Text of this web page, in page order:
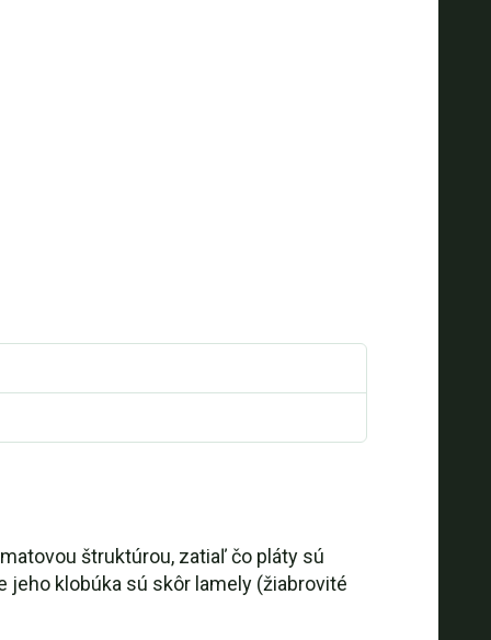
štruktúrou, zatiaľ čo pláty sú
klobúka sú skôr lamely (žiabrovité